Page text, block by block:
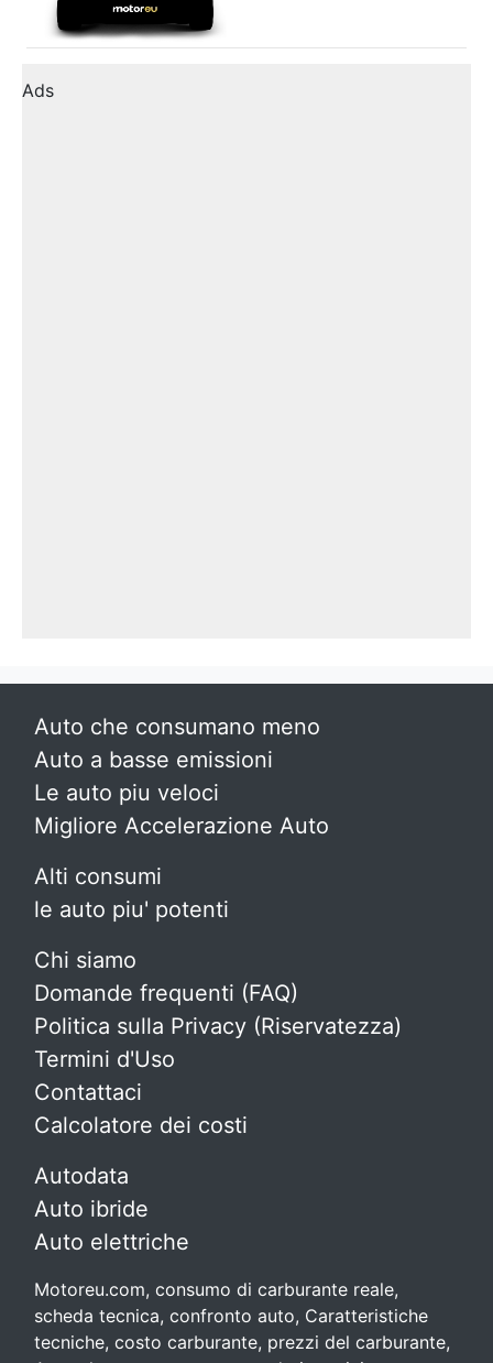
Ads
Auto che consumano meno
Auto a basse emissioni
Le auto piu veloci
Migliore Accelerazione Auto
Alti consumi
le auto piu' potenti
Chi siamo
Domande frequenti (FAQ)
Politica sulla Privacy (Riservatezza)
Termini d'Uso
Contattaci
Calcolatore dei costi
Autodata
Auto ibride
Auto elettriche
Motoreu.com, consumo di carburante reale,
scheda tecnica, confronto auto, Caratteristiche
tecniche, costo carburante, prezzi del carburante,